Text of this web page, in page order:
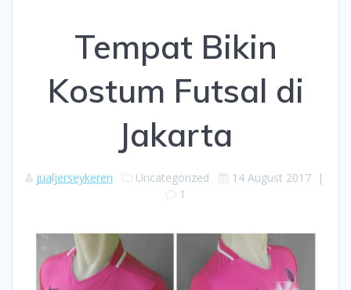
Tempat Bikin
Kostum Futsal di
Jakarta
jualjerseykeren Uncategorized 14 August 2017|
1